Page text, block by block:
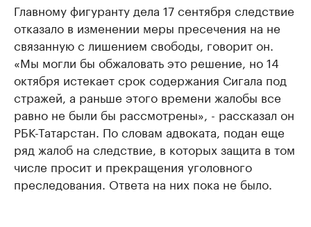
Главному фигуранту дела 17 сентября следствие
отказало в изменении меры пресечения на не
связанную с лишением свободы, говорит он.
«Мы могли бы обжаловать это решение, но 14
октября истекает срок содержания Сигала под
стражей, а раньше этого времени жалобы все
равно не были бы рассмотрены», - рассказал он
РБК-Татарстан. По словам адвоката, подан еще
ряд жалоб на следствие, в которых защита в том
числе просит и прекращения уголовного
преследования. Ответа на них пока не было.